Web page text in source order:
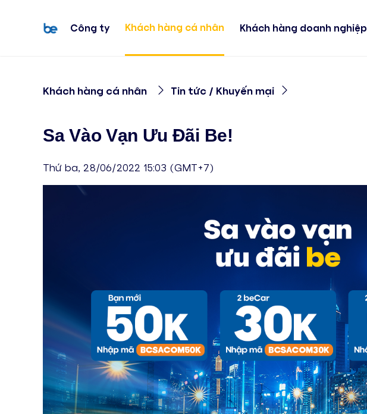
Công ty Khách hàng cá nhân Khách hàng doanh nghiệp
Khách hàng cá nhân Tin tức / Khuyến mại
Sa Vào Vạn Ưu Đãi Be!
Thứ ba, 28/06/2022 15:03 (GMT+7)